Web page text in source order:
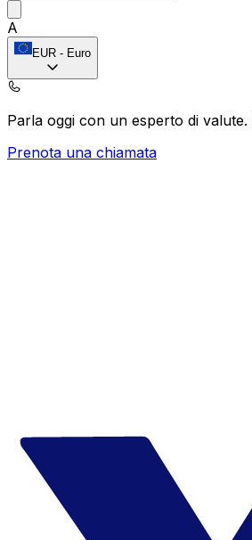
A
EUR - Euro
Parla oggi con un esperto di valute.
Prenota una chiamata